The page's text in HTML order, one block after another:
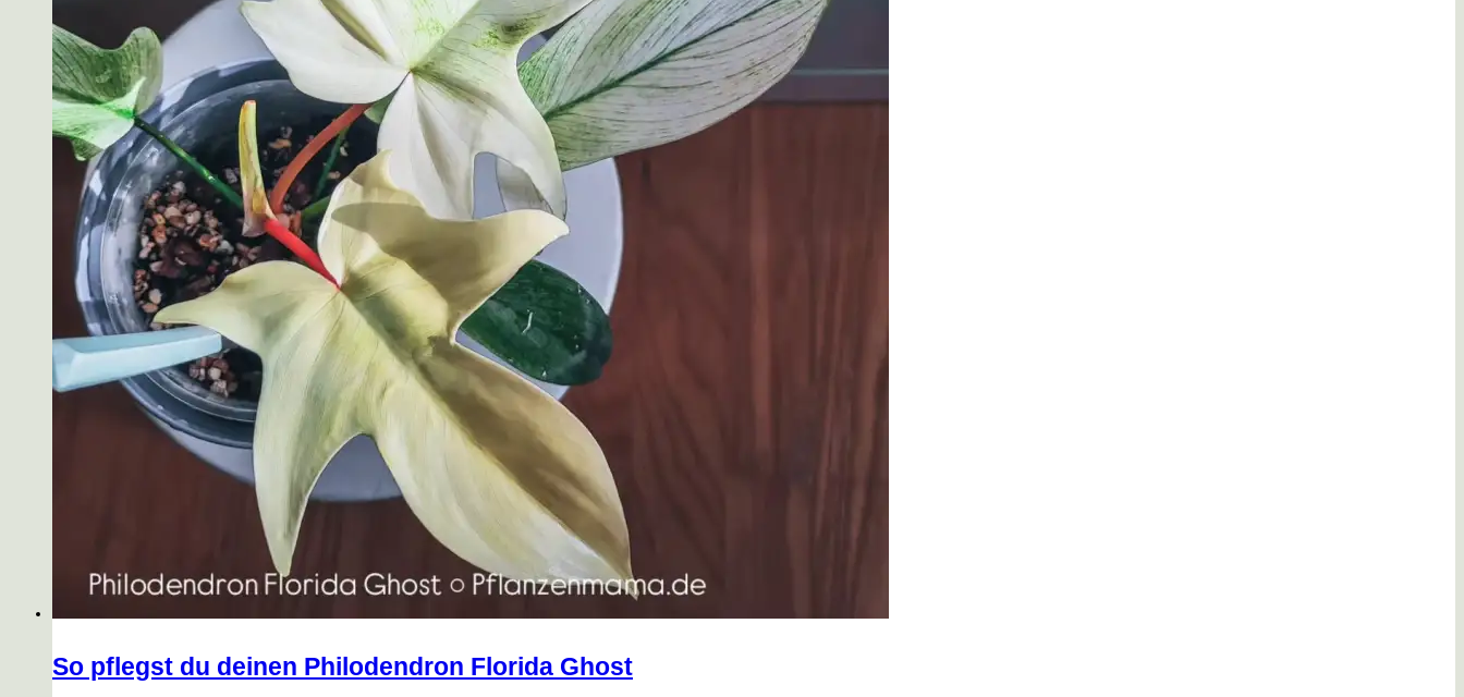
So pflegst du deinen Philodendron Florida Ghost